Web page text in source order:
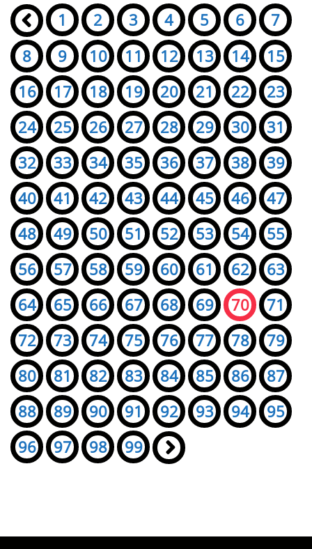
Seiten:
« 1 2 3 4 5 6
7
8
9 10 11 12 13 14
15
16
17 18 19 20 21 22
23
24
25 26 27 28 29 30
31
32
33 34 35 36 37 38
39
40
41 42 43 44 45 46
47
48
49 50 51 52 53 54
55
56
57 58 59 60 61 62
63
64
65 66 67 68 69 70
71
72
73 74 75 76 77 78
79
80
81 82 83 84 85 86
87
88
89 90 91 92 93 94
95
96
97 98 99 »